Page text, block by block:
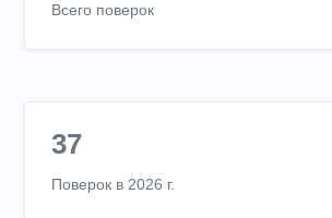
Всего поверок
37
Поверок в 2026 г.